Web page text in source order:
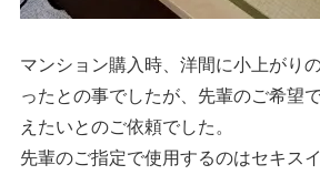
マンション購入時、洋間に小上がり
ったとの事でしたが、先輩のご希望
えたいとのご依頼でした。
先輩のご指定で使用するのはセキス